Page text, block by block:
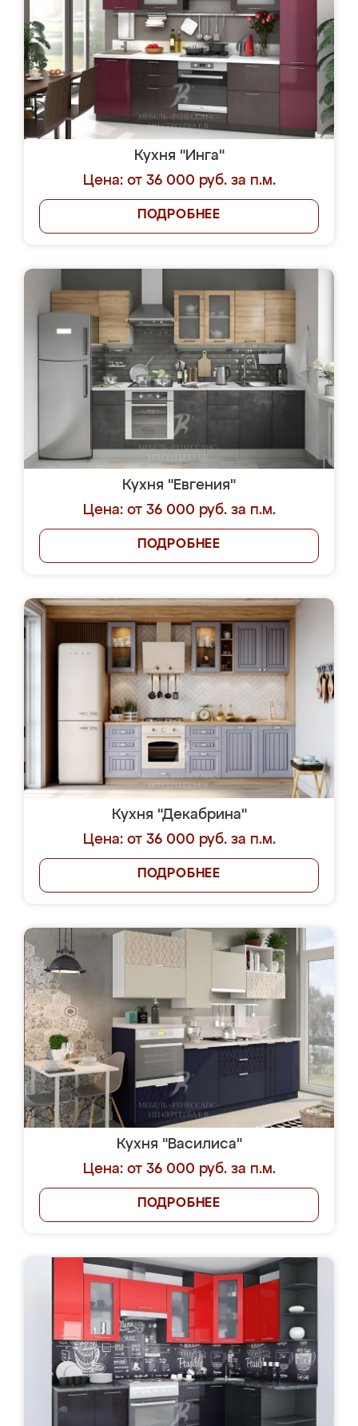
Кухня "Инга"
Цена: от 36 000 руб. за п.м.
ПОДРОБНЕЕ
Кухня "Евгения"
Цена: от 36 000 руб. за п.м.
ПОДРОБНЕЕ
Кухня "Декабрина"
Цена: от 36 000 руб. за п.м.
ПОДРОБНЕЕ
Кухня "Василиса"
Цена: от 36 000 руб. за п.м.
ПОДРОБНЕЕ